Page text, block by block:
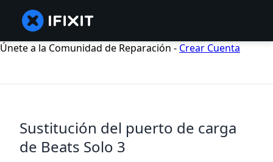
Únete a la Comunidad de Reparación - Crear Cuenta
Sustitución del puerto de carga
de Beats Solo 3